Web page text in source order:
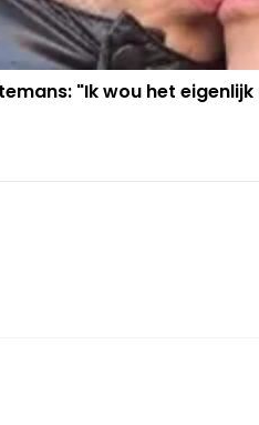
"Ik wou het